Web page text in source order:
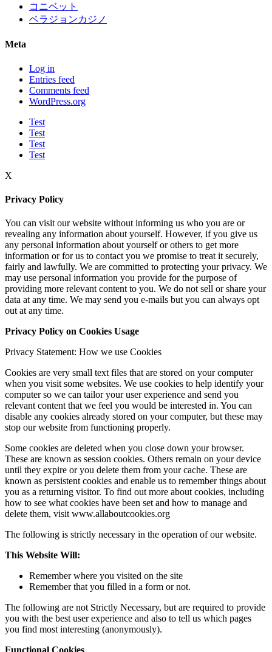
コニベット
ベラジョンカジノ
Meta
Log in
Entries feed
Comments feed
WordPress.org
Test
Test
Test
Test
X
Privacy Policy
You can visit our website without informing us who you are or
revealing any information about yourself. However, if you give us
any personal information about yourself or others to get more
information or for us to contact you we promise to treat it securely,
fairly and lawfully. We are committed to protecting your privacy. We
may use personal information you provide for the purpose of
providing more relevant content to you. We do not sell or share your
data at any time. We may send you e-mails but you can always opt
out at any time.
Privacy Policy on Cookies Usage
Privacy Statement: How we use Cookies
Cookies are very small text files that are stored on your computer
when you visit some websites. We use cookies to help identify your
computer so we can tailor your user experience and send you
relevant content that we feel you would be interested in. You can
disable any cookies already stored on your computer, but these may
stop our website from functioning properly.
Some cookies are deleted when you close down your browser.
These are known as session cookies. Others remain on your device
until they expire or you delete them from your cache. These are
known as persistent cookies and enable us to remember things about
you as a returning visitor. To find out more about cookies, including
how to see what cookies have been set and how to manage and
delete them, visit www.allaboutcookies.org
The following is strictly necessary in the operation of our website.
This Website Will:
Remember where you visited on the site
Remember that you filled in a form or not.
The following are not Strictly Necessary, but are required to provide
you with the best user experience and also to tell us which pages
you find most interesting (anonymously).